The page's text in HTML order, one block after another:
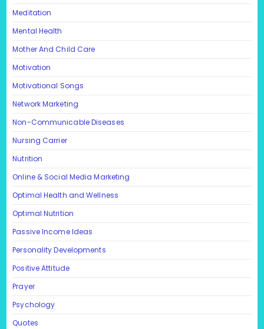
Meditation
Mental Health
Mother And Child Care
Motivation
Motivational Songs
Network Marketing
Non-Communicable Diseases
Nursing Carrier
Nutrition
Online & Social Media Marketing
Optimal Health and Wellness
Optimal Nutrition
Passive Income Ideas
Personality Developments
Positive Attitude
Prayer
Psychology
Quotes